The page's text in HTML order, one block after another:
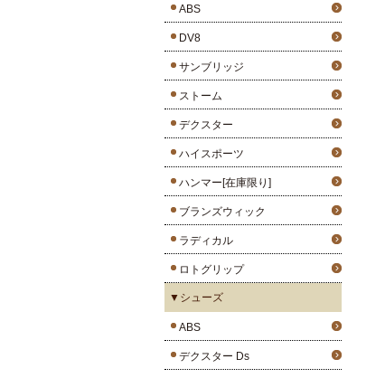
ABS
DV8
サンブリッジ
ストーム
デクスター
ハイスポーツ
ハンマー[在庫限り]
ブランズウィック
ラディカル
ロトグリップ
▼シューズ
ABS
デクスター Ds